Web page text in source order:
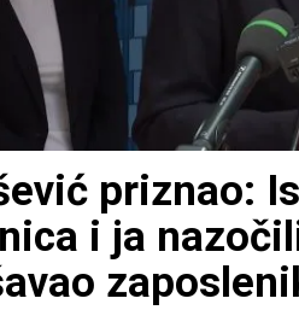
priznao:
i ja